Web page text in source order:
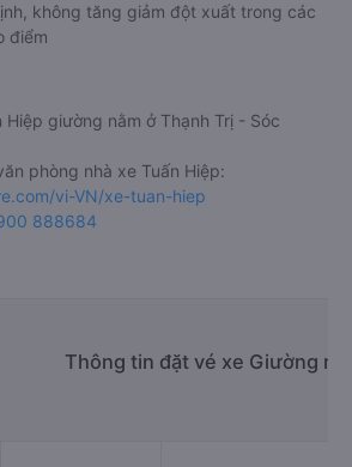
không tăng giảm đột xuất trong các
điểm
Hiệp giường nằm ở Thạnh Trị - Sóc
phòng nhà xe Tuấn Hiệp:
vi-VN/xe-tuan-hiep
888684
Thông tin đặt vé xe Giường